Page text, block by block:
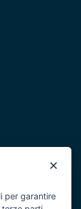
×
per garantire